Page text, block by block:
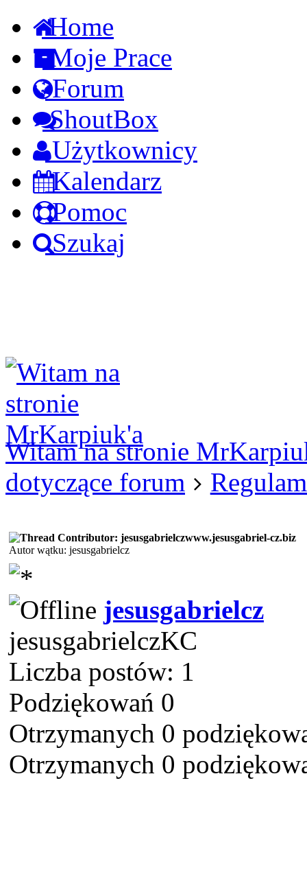
Home
Moje Prace
Forum
ShoutBox
Użytkownicy
Kalendarz
Pomoc
Szukaj
Witam na stronie
dotyczące forum
www.jesusgabriel-cz.biz
Autor wątku: jesusgabrielcz
jesusgabrielcz
jesusgabrielczKC
Liczba postów: 1
Podziękowań 0
Otrzymanych 0
Otrzymanych 0